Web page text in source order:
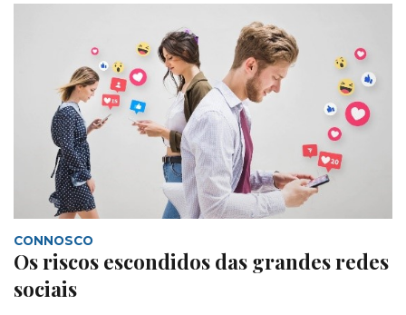
CONNOSCO
Os riscos escondidos das grandes redes
sociais